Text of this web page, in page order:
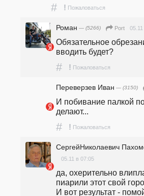
# ! Пожаловаться
Роман — (5266) Port
Обязательное
вводить будет?
# ! Пожаловаться
Переверзев Иван — (3150)
И побивание палкой
делают...
# ! Пожаловаться
СергейНиколаевич
05.11 в 07:05
да, охерительно
пиарили этот свой
И вот результат -